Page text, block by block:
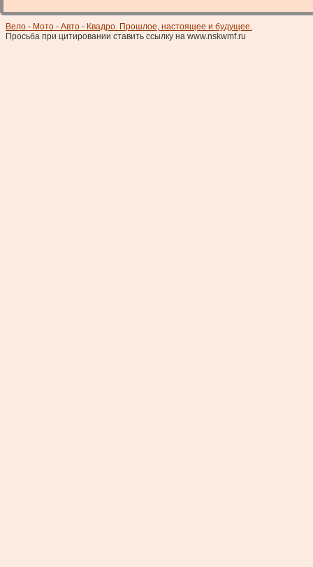
Вело - Мото - Авто - Квадро. Прошлое, настоящее и будущее.
Просьба при цитировании ставить ссылку на www.nskwmf.ru